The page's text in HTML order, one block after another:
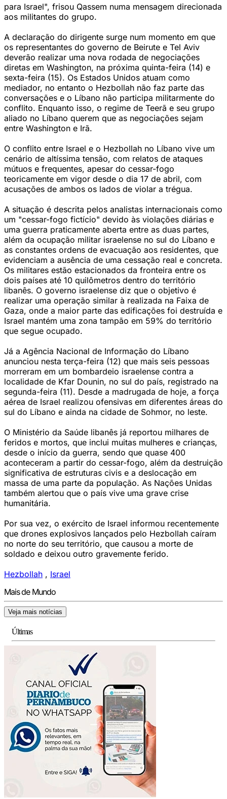
para Israel", frisou Qassem numa mensagem direcionada
aos militantes do grupo.
A declaração do dirigente surge num momento em que
os representantes do governo de Beirute e Tel Aviv
deverão realizar uma nova rodada de negociações
diretas em Washington, na próxima quinta-feira (14) e
sexta-feira (15). Os Estados Unidos atuam como
mediador, no entanto o Hezbollah não faz parte das
conversações e o Líbano não participa militarmente do
conflito. Enquanto isso, o regime de Teerã e seu grupo
aliado no Líbano querem que as negociações sejam
entre Washington e Irã.
O conflito entre Israel e o Hezbollah no Líbano vive um
cenário de altíssima tensão, com relatos de ataques
mútuos e frequentes, apesar do cessar-fogo
teoricamente em vigor desde o dia 17 de abril, com
acusações de ambos os lados de violar a trégua.
A situação é descrita pelos analistas internacionais como
um "cessar-fogo fictício" devido às violações diárias e
uma guerra praticamente aberta entre as duas partes,
além da ocupação militar israelense no sul do Líbano e
as constantes ordens de evacuação aos residentes, que
evidenciam a ausência de uma cessação real e concreta.
Os militares estão estacionados da fronteira entre os
dois países até 10 quilômetros dentro do território
libanês. O governo israelense diz que o objetivo é
realizar uma operação similar à realizada na Faixa de
Gaza, onde a maior parte das edificações foi destruída e
Israel mantém uma zona tampão em 59% do território
que segue ocupado.
Já a Agência Nacional de Informação do Líbano
anunciou nesta terça-feira (12) que mais seis pessoas
morreram em um bombardeio israelense contra a
localidade de Kfar Dounin, no sul do país, registrado na
segunda-feira (11). Desde a madrugada de hoje, a força
aérea de Israel realizou ofensivas em diferentes áreas do
sul do Líbano e ainda na cidade de Sohmor, no leste.
O Ministério da Saúde libanês já reportou milhares de
feridos e mortos, que inclui muitas mulheres e crianças,
desde o início da guerra, sendo que quase 400
aconteceram a partir do cessar-fogo, além da destruição
significativa de estruturas civis e a deslocação em
massa de uma parte da população. As Nações Unidas
também alertou que o país vive uma grave crise
humanitária.
Por sua vez, o exército de Israel informou recentemente
que drones explosivos lançados pelo Hezbollah caíram
no norte do seu território, que causou a morte de
soldado e deixou outro gravemente ferido.
Hezbollah , Israel
Mais de Mundo
Veja mais notícias
Últimas